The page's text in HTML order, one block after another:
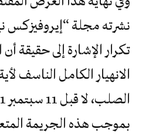
نشرته مجلة “إيروفيزكس
تكرار الإشارة إلى حقيقة أن
الانهيار الكامل الناسف
بموجب هذه الجريمة